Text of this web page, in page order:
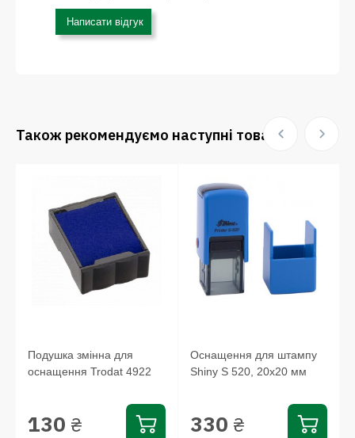
Написати відгук
Також рекомендуємо наступні товари:
Подушка змінна для
оснащення Trodat 4922
130 ₴
Оснащення для штампу
Shiny S 520, 20х20 мм
330 ₴